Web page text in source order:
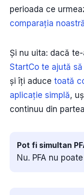
perioada ce
comparația
Și nu uita: dacă
StartCo te ajută
și îți aduce toată
aplicație simplă,
continuu din
Pot fi simultan
Nu. PFA nu